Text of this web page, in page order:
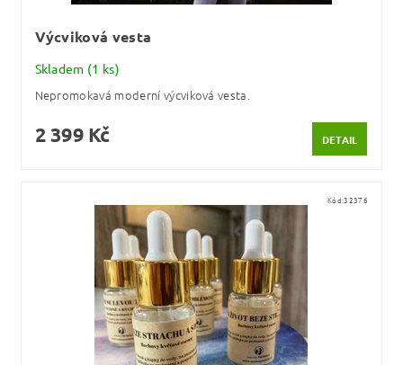
Výcviková vesta
Skladem (1 ks)
Nepromokavá moderní výcviková vesta.
2 399 Kč DETAIL
Kód:32376